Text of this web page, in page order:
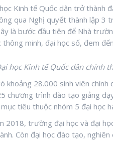
Kinh tế Quốc dân trở
qua Nghị quyết thành lập
là bước đầu tiên để Nhà
minh, đại học số, đem
học Kinh tế Quốc dân chính
khoảng 28.000 sinh viên
chương trình đào tạo giảng
tiêu thuộc nhóm 5 đại học
2018, trường đại học và đại
Còn đại học đào tạo,